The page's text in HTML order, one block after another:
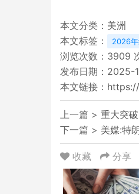
本文分类： 美洲
本文标签：
2026
浏览次数： 3909
发布日期：2025-
本文链接：
上一篇 > 重大突
下一篇 > 美媒:特
收藏 分享